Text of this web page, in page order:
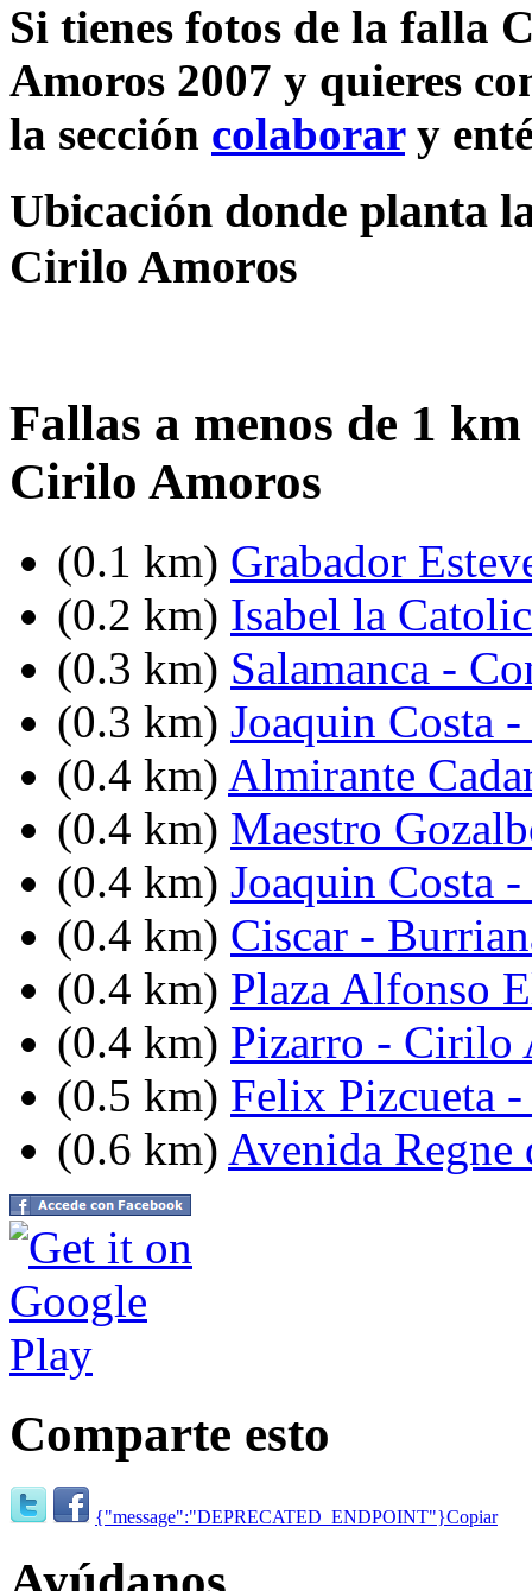
Si tienes fotos de la falla
Amoros 2007 y quieres
la sección colaborary
Ubicación donde planta
Cirilo Amoros
Fallas a menos de 1
Cirilo Amoros
(0.1 km) Grabador
(0.2 km) Isabel la
(0.3 km) Salamanca -
(0.3 km) Joaquin Costa
(0.4 km) Almirante
(0.4 km) Maestro
(0.4 km) Joaquin Costa
(0.4 km) Ciscar -
(0.4 km) Plaza Alfonso
(0.4 km) Pizarro - Cirilo
(0.5 km) Felix Pizcueta
(0.6 km) Avenida Regne
Comparte esto
{"message":"DEPRECATED_ENDPOINT"}Copiar